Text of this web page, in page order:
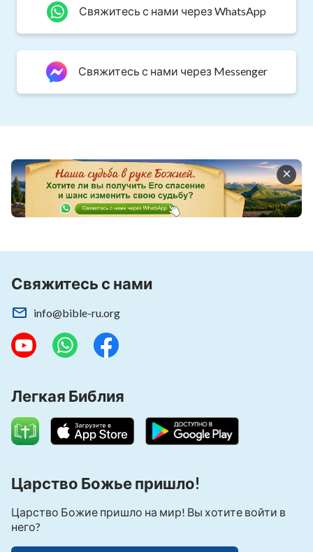
Свяжитесь с нами через WhatsApp
Свяжитесь с нами через Messenger
Свяжитесь с нами
info@bible-ru.org
Легкая Библия
Царство Божье пришло!
Царство Божие пришло на мир! Вы хотите войти в
него?